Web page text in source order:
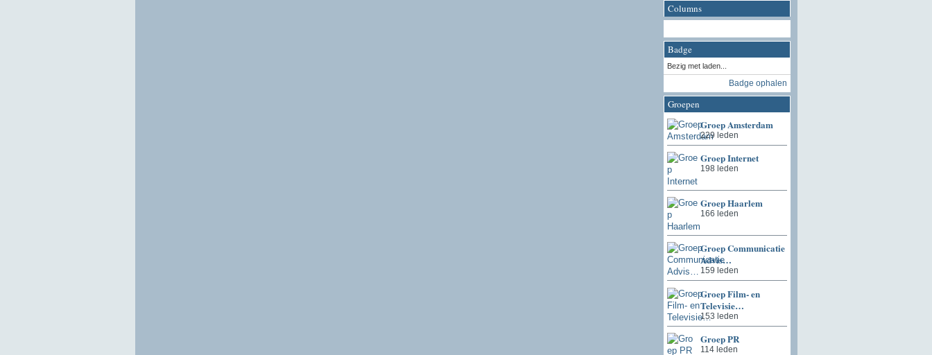
Columns
Badge
Bezig met laden...
Badge ophalen
Groepen
Groep Amsterdam
229 leden
Groep Internet
198 leden
Groep Haarlem
166 leden
Groep Communicatie
Advis…
159 leden
Groep Film- en
Televisie…
153 leden
Groep PR
114 leden